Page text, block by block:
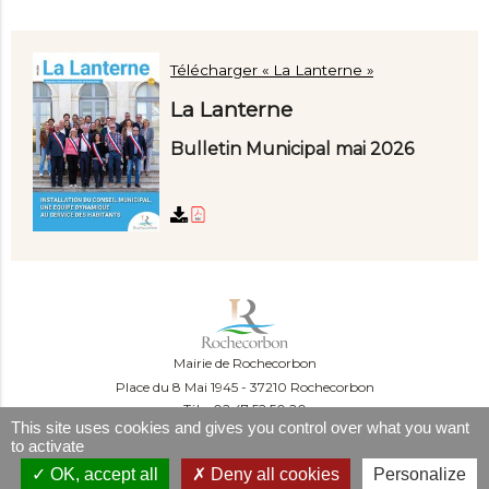
Télécharger « La Lanterne »
La Lanterne
Bulletin Municipal mai 2026
Mairie de Rochecorbon
Place du 8 Mai 1945
37210 Rochecorbon
Tél. : 02 47 52 50 20
Du lundi au mercredi :
Le jeudi :
This site uses cookies and gives you control over what you want
to activate
OK, accept all
Deny all cookies Personalize